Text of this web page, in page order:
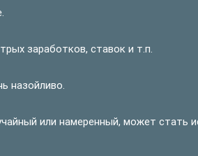
заработков, ставок и т.п.
назойливо.
или намеренный, может стать